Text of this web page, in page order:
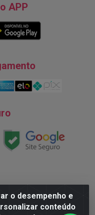
o desempenho e
conteúdo
APP
- Endereço: Av. do
0001-07 © 2016